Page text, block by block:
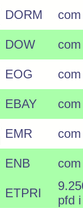
DORM
com
DOW
com
EOG
com
EBAY
com
EMR
com
ENB
com
ETPRI
pfd i